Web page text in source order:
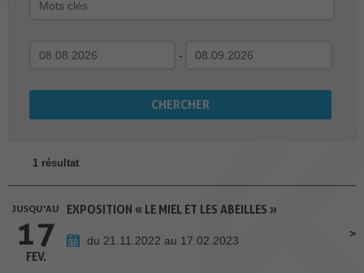
-
1 résultat
JUSQU'AU
17
FEV.
EXPOSITION « LE MIEL ET LES ABEILLES »
du 21.11.2022 au 17.02.2023